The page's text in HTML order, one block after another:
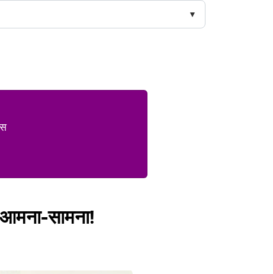
सामना!